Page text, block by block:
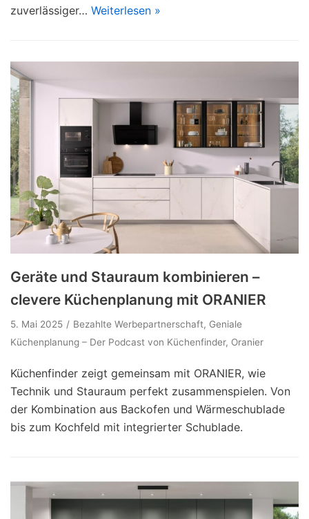
zuverlässiger… Weiterlesen »
Geräte und Stauraum kombinieren –
clevere Küchenplanung mit ORANIER
5. Mai 2025 Bezahlte Werbepartnerschaft, Geniale
Küchenplanung – Der Podcast von Küchenfinder, Oranier
Küchenfinder zeigt gemeinsam mit ORANIER, wie
Technik und Stauraum perfekt zusammenspielen. Von
der Kombination aus Backofen und Wärmeschublade
bis zum Kochfeld mit integrierter Schublade.